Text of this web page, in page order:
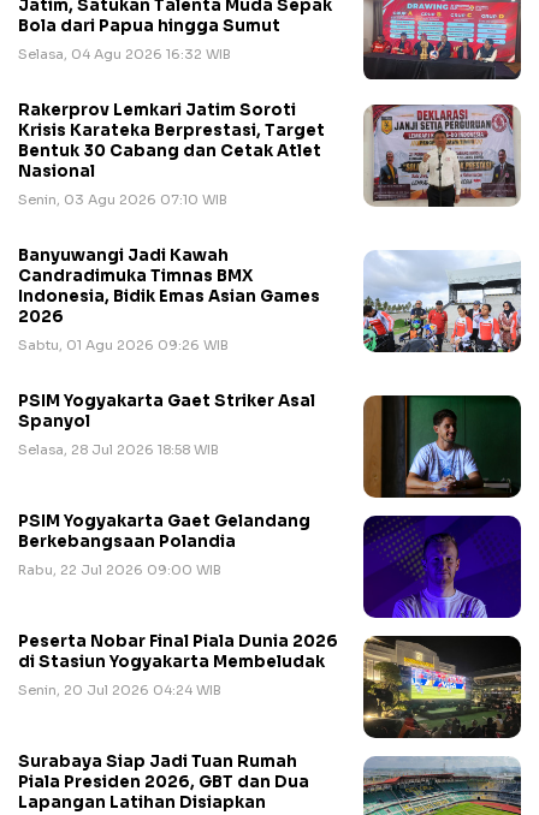
Jatim, Satukan Talenta Muda Sepak
Bola dari Papua hingga Sumut
Selasa, 04 Agu 2026 16:32 WIB
Rakerprov Lemkari Jatim Soroti
Krisis Karateka Berprestasi, Target
Bentuk 30 Cabang dan Cetak Atlet
Nasional
Senin, 03 Agu 2026 07:10 WIB
Banyuwangi Jadi Kawah
Candradimuka Timnas BMX
Indonesia, Bidik Emas Asian Games
2026
Sabtu, 01 Agu 2026 09:26 WIB
PSIM Yogyakarta Gaet Striker Asal
Spanyol
Selasa, 28 Jul 2026 18:58 WIB
PSIM Yogyakarta Gaet Gelandang
Berkebangsaan Polandia
Rabu, 22 Jul 2026 09:00 WIB
Peserta Nobar Final Piala Dunia 2026
di Stasiun Yogyakarta Membeludak
Senin, 20 Jul 2026 04:24 WIB
Surabaya Siap Jadi Tuan Rumah
Piala Presiden 2026, GBT dan Dua
Lapangan Latihan Disiapkan